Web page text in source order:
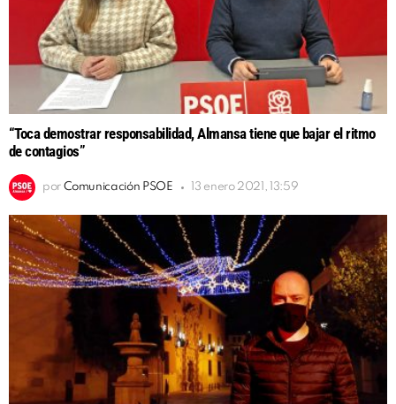
“Toca demostrar responsabilidad, Almansa tiene que bajar el ritmo
de contagios”
por Comunicación PSOE 13 enero 2021, 13:59